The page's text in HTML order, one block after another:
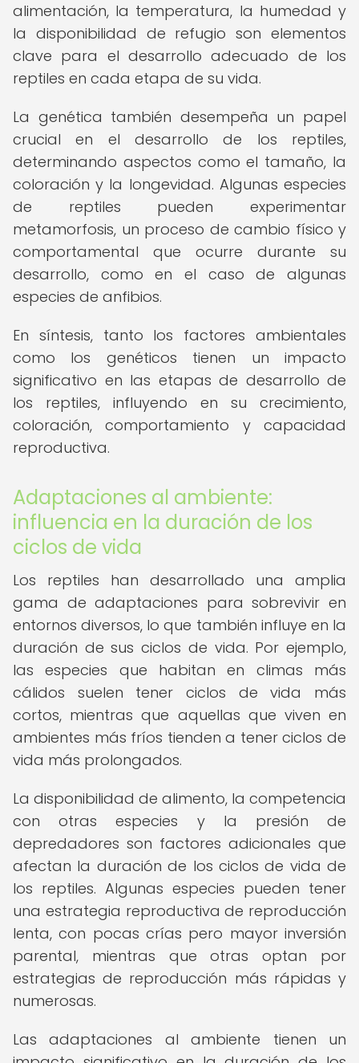
alimentación, la temperatura, la humedad y
la disponibilidad de refugio son elementos
clave para el desarrollo adecuado de los
reptiles en cada etapa de su vida.
La genética también desempeña un papel
crucial en el desarrollo de los reptiles,
determinando aspectos como el tamaño, la
coloración y la longevidad. Algunas especies
de reptiles pueden experimentar
metamorfosis, un proceso de cambio físico y
comportamental que ocurre durante su
desarrollo, como en el caso de algunas
especies de anfibios.
En síntesis, tanto los factores ambientales
como los genéticos tienen un impacto
significativo en las etapas de desarrollo de
los reptiles, influyendo en su crecimiento,
coloración, comportamiento y capacidad
reproductiva.
Adaptaciones al ambiente:
influencia en la duración de los
ciclos de vida
Los reptiles han desarrollado una amplia
gama de adaptaciones para sobrevivir en
entornos diversos, lo que también influye en la
duración de sus ciclos de vida. Por ejemplo,
las especies que habitan en climas más
cálidos suelen tener ciclos de vida más
cortos, mientras que aquellas que viven en
ambientes más fríos tienden a tener ciclos de
vida más prolongados.
La disponibilidad de alimento, la competencia
con otras especies y la presión de
depredadores son factores adicionales que
afectan la duración de los ciclos de vida de
los reptiles. Algunas especies pueden tener
una estrategia reproductiva de reproducción
lenta, con pocas crías pero mayor inversión
parental, mientras que otras optan por
estrategias de reproducción más rápidas y
numerosas.
Las adaptaciones al ambiente tienen un